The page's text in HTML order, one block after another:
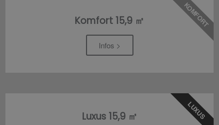
Komfort 15,9 ㎡
Infos >
KOMFORT
Luxus 15,9 ㎡ LUXUS